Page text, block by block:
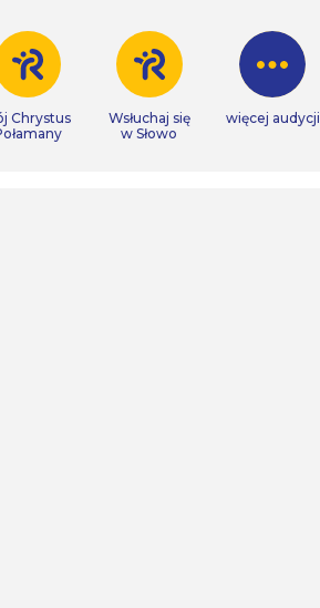
Chrystus
Wsłuchaj się
w Słowo
więcej audycji